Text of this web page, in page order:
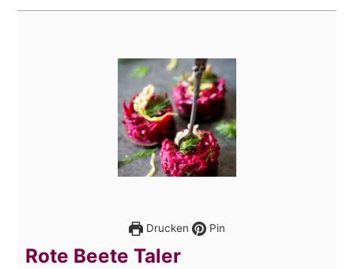
Drucken Pin
Rote Beete Taler